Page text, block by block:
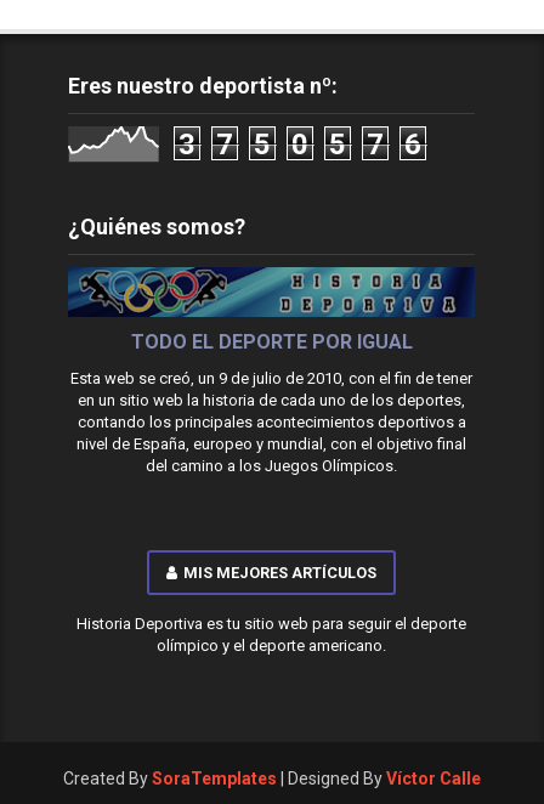
Eres nuestro deportista nº:
3 7 5 0 5 7 6
¿Quiénes somos?
TODO EL DEPORTE POR IGUAL
Esta web se creó, un 9 de julio de 2010, con el fin de tener
en un sitio web la historia de cada uno de los deportes,
contando los principales acontecimientos deportivos a
nivel de España, europeo y mundial, con el objetivo final
del camino a los Juegos Olímpicos.
MIS MEJORES ARTÍCULOS
Historia Deportiva es tu sitio web para seguir el deporte
olímpico y el deporte americano.
Created BySoraTemplates | Designed ByVíctor Calle